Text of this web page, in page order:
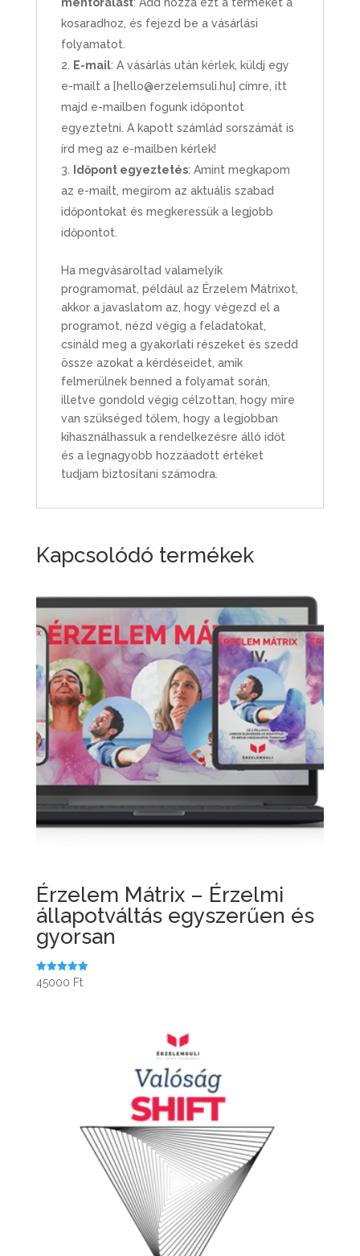
kosaradhoz, és fejezd be a vásárlási
folyamatot.
E-mail: A vásárlás után kérlek, küldj egy
e-mailt a [hello@erzelemsuli.hu] címre, itt
majd e-mailben fogunk időpontot
egyeztetni. A kapott számlád sorszámát is
írd meg az e-mailben kérlek!
Időpont egyeztetés: Amint megkapom
az e-mailt, megírom az aktuális szabad
időpontokat és megkeressük a legjobb
időpontot.
Ha megvásároltad valamelyik
programomat, például az Érzelem Mátrixot,
akkor a javaslatom az, hogy végezd el a
programot, nézd végig a feladatokat,
csináld meg a gyakorlati részeket és szedd
össze azokat a kérdéseidet, amik
felmerülnek benned a folyamat során,
illetve gondold végig célzottan, hogy mire
van szükséged tőlem, hogy a legjobban
kihasználhassuk a rendelkezésre álló időt
és a legnagyobb hozzáadott értéket
tudjam biztosítani számodra.
Kapcsolódó termékek
Érzelem Mátrix – Érzelmi
állapotváltás egyszerűen és
gyorsan
Értékelés:
5.00
45000 Ft